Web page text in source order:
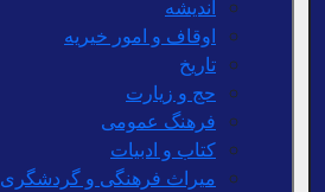
اندیشه
اوقاف و امور خیریه
تاریخ
حج و زیارت
فرهنگ عمومی
کتاب و ادبیات
میراث فرهنگی و گردشگری